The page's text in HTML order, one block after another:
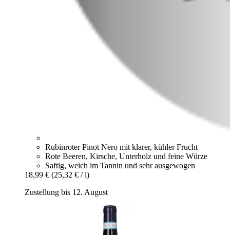
Rubinroter Pinot Nero mit klarer, kühler Frucht
Rote Beeren, Kirsche, Unterholz und feine Würze
Saftig, weich im Tannin und sehr ausgewogen
18,99 € (25,32 € / l)
Zustellung bis 12. August